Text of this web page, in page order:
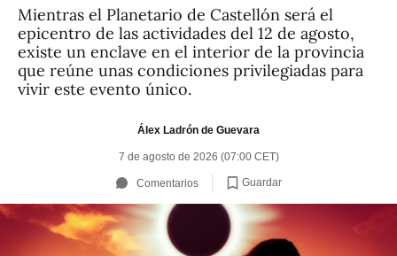
Mientras el Planetario de Castellón será el
epicentro de las actividades del 12 de agosto,
existe un enclave en el interior de la provincia
que reúne unas condiciones privilegiadas para
vivir este evento único.
Álex Ladrón de Guevara
7 de agosto de 2026 (07:00 CET)
Comentarios Guardar